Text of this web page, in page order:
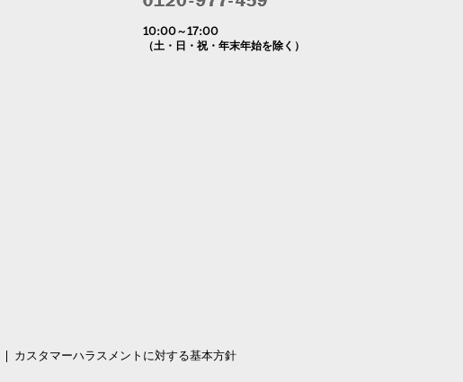
10:00～17:00
（土・日・祝・年末年始を除く）
カスタマーハラスメントに対する基本方針